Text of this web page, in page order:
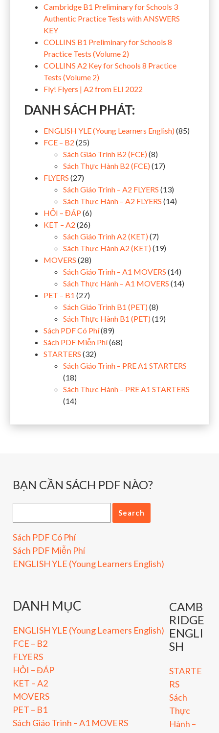
Cambridge B1 Preliminary for Schools 3
Authentic Practice Tests with ANSWERS
KEY
COLLINS B1 Preliminary for Schools 8
Practice Tests (Volume 2)
COLLINS A2 Key for Schools 8 Practice
Tests (Volume 2)
Fly! Flyers | A2 from ELI 2022
DANH SÁCH PHÁT:
ENGLISH YLE (Young Learners English) (85)
FCE – B2 (25)
Sách Giáo Trình B2 (FCE) (8)
Sách Thực Hành B2 (FCE) (17)
FLYERS (27)
Sách Giáo Trình – A2 FLYERS (13)
Sách Thực Hành – A2 FLYERS (14)
HỎI – ĐÁP (6)
KET – A2 (26)
Sách Giáo Trình A2 (KET) (7)
Sách Thực Hành A2 (KET) (19)
MOVERS (28)
Sách Giáo Trình – A1 MOVERS (14)
Sách Thực Hành – A1 MOVERS (14)
PET – B1 (27)
Sách Giáo Trình B1 (PET) (8)
Sách Thực Hành B1 (PET) (19)
Sách PDF Có Phí(89)
Sách PDF Miễn Phí(68)
STARTERS (32)
Sách Giáo Trình – PRE A1 STARTERS
(18)
Sách Thực Hành – PRE A1 STARTERS
(14)
BẠN CẦN SÁCH PDF NÀO?
Sách PDF Có Phí
Sách PDF Miễn Phí
ENGLISH YLE (Young Learners English)
DANH MỤC
ENGLISH YLE (Young Learners English)
FCE – B2
FLYERS
HỎI – ĐÁP
KET – A2
MOVERS
PET – B1
Sách Giáo Trình – A1 MOVERS
CAMB
RIDGE
ENGLI
SH
STARTE
RS
Sách
Thực
Hành –